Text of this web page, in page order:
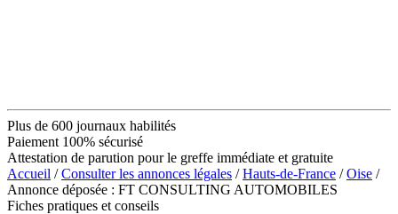
Plus de 600 journaux habilités
Paiement 100% sécurisé
Attestation de parution pour le greffe immédiate et gratuite
Accueil /Consulter les annonces légales /Hauts-de-France /Oise /
Annonce déposée : FT CONSULTING AUTOMOBILES
Fiches pratiques et conseils